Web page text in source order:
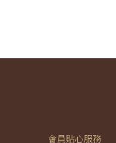
會員貼心服務